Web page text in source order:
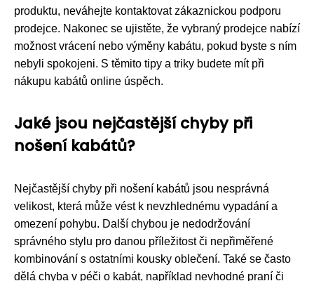
produktu, neváhejte kontaktovat zákaznickou podporu
prodejce. Nakonec se ujistěte, že vybraný prodejce nabízí
možnost vrácení nebo výměny kabátu, pokud byste s ním
nebyli spokojeni. S těmito tipy a triky budete mít při
nákupu kabátů online úspěch.
Jaké jsou nejčastější chyby při
nošení kabátů?
Nejčastější chyby při nošení kabátů jsou nesprávná
velikost, která může vést k nevzhlednému vypadání a
omezení pohybu. Další chybou je nedodržování
správného stylu pro danou příležitost či nepřiměřené
kombinování s ostatními kousky oblečení. Také se často
dělá chyba v péči o kabát, například nevhodné praní či